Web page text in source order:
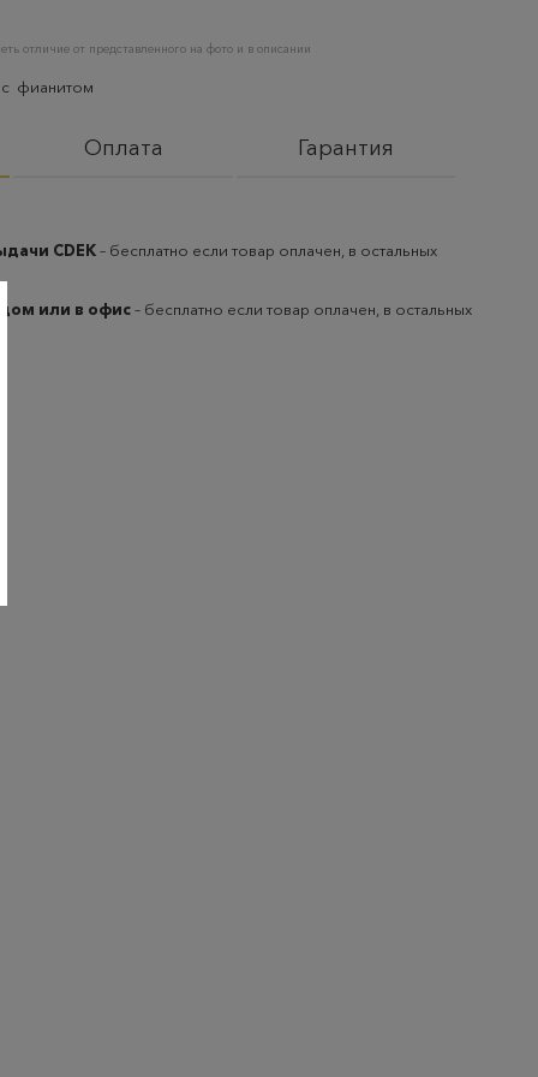
отличие от представленного на фото и в описании
с фианитом
Оплата Гарантия
CDEK– бесплатно если товар оплачен, в остальных
дом или в офис– бесплатно если товар оплачен, в остальных